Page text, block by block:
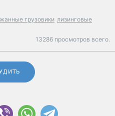
грузовики лизинговые
13286 просмотров всего.